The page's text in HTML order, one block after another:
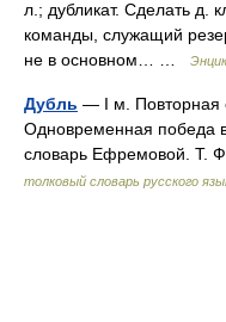
л.; дубликат. Сделать д.
команды, служащий
не в основном… …
Дубль — I м. Повторная
Одновременная победа
словарь Ефремовой. Т.
толковый словарь русского